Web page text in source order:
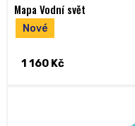
Nové
Mapa Vodní svět
1 160 Kč